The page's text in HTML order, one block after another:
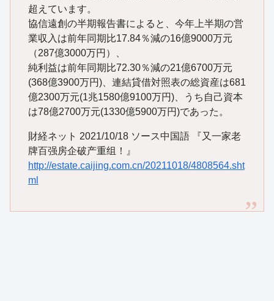
超えています。
協信遠創の半期報告書によると、今年上半期の営
業収入は前年同期比17.84％減の16億9000万元
（287億3000万円）、
純利益は前年同期比72.30％減の21億6700万元
(368億3900万円)、連結貸借対照表の総資産は681
億2300万元(1兆1580億9100万円)、うち自己資本
は78億2700万元(1330億5900万円)であった。
財経ネット 2021/10/18 ソース中国語 『又一家老
牌百强房企破产重组！』
http://estate.caijing.com.cn/20211018/4808564.sht
ml